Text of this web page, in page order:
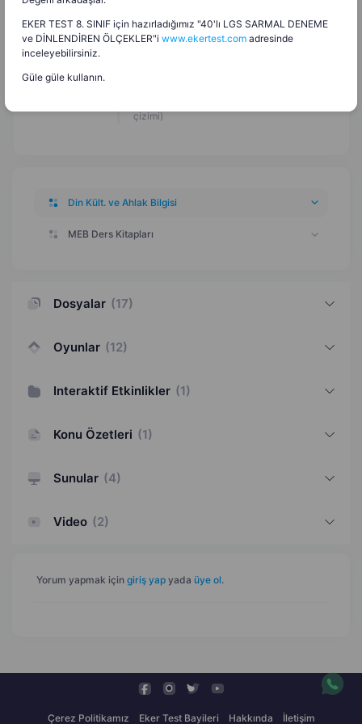
28.12.2025
Günlük Hayatta Dini İfadeler Kelime Avı
Bulmacası
çizimi)
Din Kült. ve Ahlak Bilgisi
MEB Ders Kitapları
Dosyalar (17)
Oyunlar (12)
Interaktif Etkinlikler (1)
Konu Özetleri (1)
Sunular (4)
Video (2)
Yorum yapmak için giriş yap yada üye ol.
Çerez Politikamız Eker Test Bayileri Hakkında İletişim
EKER TEST 8. SINIF için hazırladığımız "40'lı LGS SARMAL DENEME
ve DİNLENDİREN ÖLÇEKLER"i www.ekertest.com adresinde
inceleyebilirsiniz.
Güle güle kullanın.